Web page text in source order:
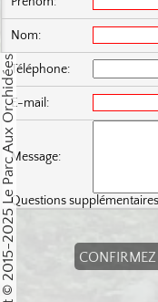
Copyright © 2015-2025 Le Parc Aux Orchidées